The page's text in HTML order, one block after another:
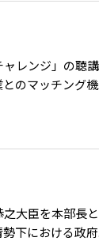
レンジ」の聴
のマッチング機
大臣を本部長
下における政府